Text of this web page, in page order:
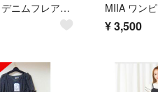
ミーア デニムフレアワンピース ブラック ロング コットン スタイルアップ MIIA ワン
¥3,500